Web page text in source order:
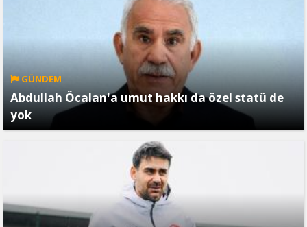
GÜNDEM
Abdullah Öcalan'a umut hakkı da özel statü de
yok